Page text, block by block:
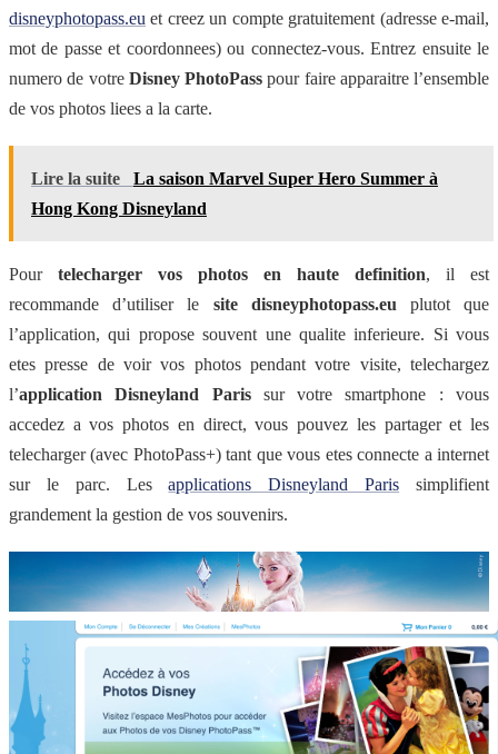
disneyphotopass.eu et creez un compte gratuitement (adresse e-mail,
mot de passe et coordonnees) ou connectez-vous. Entrez ensuite le
numero de votre Disney PhotoPass pour faire apparaitre l’ensemble
de vos photos liees a la carte.
Lire la suite
La saison Marvel Super Hero Summer à
Hong Kong Disneyland
Pour telecharger vos photos en haute definition, il est
recommande d’utiliser le site disneyphotopass.eu plutot que
l’application, qui propose souvent une qualite inferieure. Si vous
etes presse de voir vos photos pendant votre visite, telechargez
l’application Disneyland Parissur votre smartphone : vous
accedez a vos photos en direct, vous pouvez les partager et les
telecharger (avec PhotoPass+) tant que vous etes connecte a internet
sur le parc. Lesapplications Disneyland Paris simplifient
grandement la gestion de vos souvenirs.